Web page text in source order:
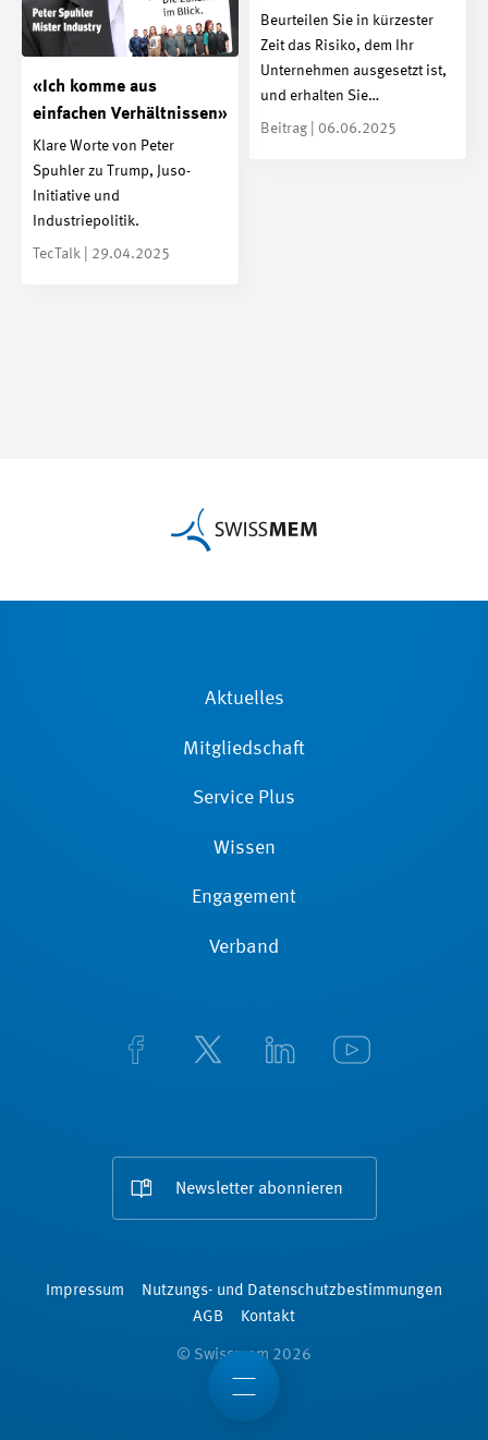
Beurteilen Sie in kürzester
Zeit das Risiko, dem Ihr
Unternehmen ausgesetzt ist,
und erhalten Sie…
Beitrag | 06.06.2025
«Ich komme aus
einfachen Verhältnissen»
Klare Worte von Peter
Spuhler zu Trump, Juso-
Initiative und
Industriepolitik.
TecTalk | 29.04.2025
Aktuelles
Mitgliedschaft
Service Plus
Wissen
Engagement
Verband
Newsletter abonnieren
Impressum
Nutzungs- und Datenschutzbestimmungen
AGB
Kontakt
© Swissmem 2026